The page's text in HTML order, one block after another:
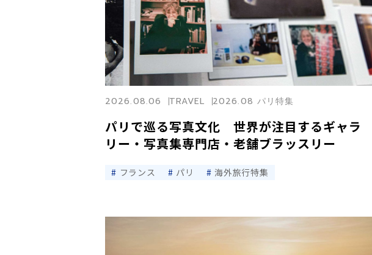
パリで巡る写真文化 世界が注目するギャラ
リー・写真集専門店・老舗ブラッスリー
2026.08.06 TRAVEL 2026.08 パリ特集
フランス パリ 海外旅行特集